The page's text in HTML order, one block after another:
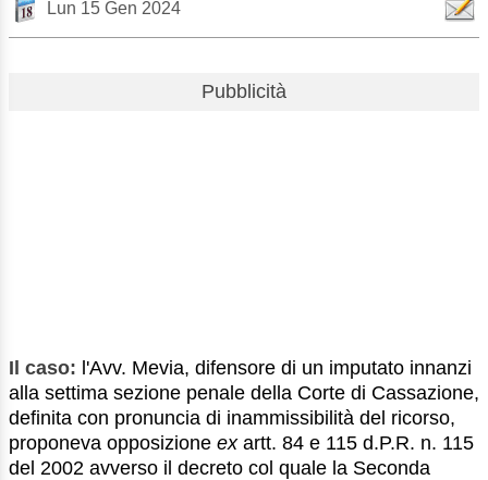
Lun 15 Gen 2024
Pubblicità
Il caso: l'Avv. Mevia, difensore di un imputato innanzi
alla settima sezione penale della Corte di Cassazione,
definita con pronuncia di inammissibilità del ricorso,
proponeva opposizione ex artt. 84 e 115 d.P.R. n. 115
del 2002 avverso il decreto col quale la Seconda